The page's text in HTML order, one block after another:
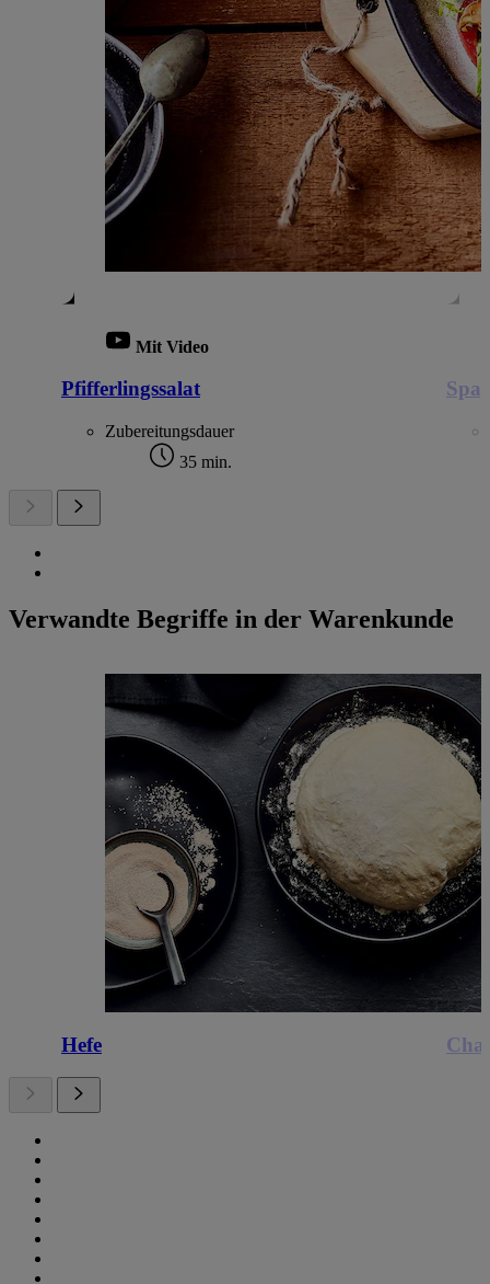
Mit Video
Pfifferlingssalat
Zubereitungsdauer
35 min.
Verwandte Begriffe in der Warenkunde
Hefe